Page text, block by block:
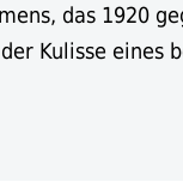
das 1920
Kulisse eines